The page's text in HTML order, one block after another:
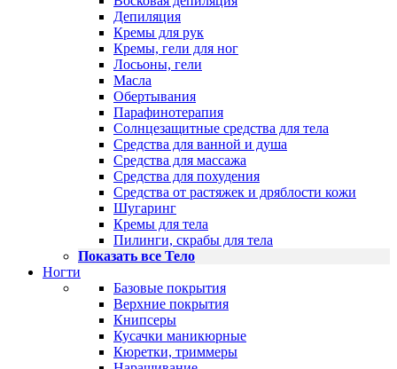
Депиляция
Кремы для рук
Кремы, гели для ног
Лосьоны, гели
Масла
Обертывания
Парафинотерапия
Солнцезащитные средства для тела
Средства для ванной и душа
Средства для массажа
Средства для похудения
Средства от растяжек и дряблости кожи
Шугаринг
Кремы для тела
Пилинги, скрабы для тела
Показать все Тело
Ногти
Базовые покрытия
Верхние покрытия
Книпсеры
Кусачки маникюрные
Кюретки, триммеры